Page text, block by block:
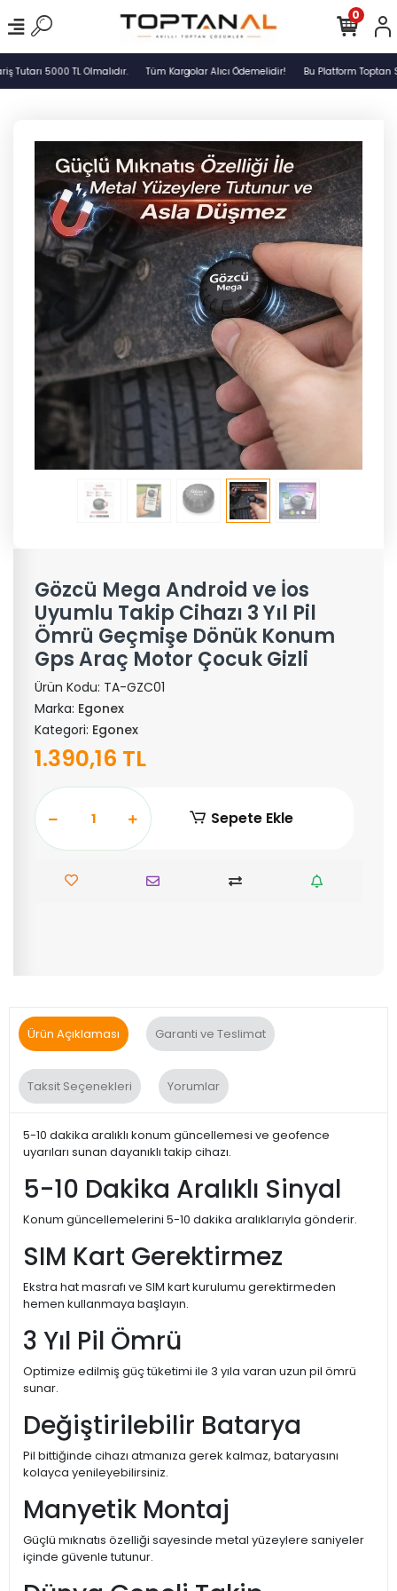
5000 TL Olmalıdır. Tüm Kargolar Alıcı Ödemelidir! Bu Platform Toptan
0
Gözcü Mega Android ve İos
Uyumlu Takip Cihazı 3 Yıl Pil
Ömrü Geçmişe Dönük Konum
Gps Araç Motor Çocuk Gizli
Ürün Kodu: TA-GZC01
Marka: Egonex
Kategori: Egonex
1.390,16 TL
Sepete Ekle
Ürün Açıklaması Garanti ve Teslimat
Taksit Seçenekleri Yorumlar
5-10 dakika aralıklı konum güncellemesi ve geofence
uyarıları sunan dayanıklı takip cihazı.
5-10 Dakika Aralıklı Sinyal
Konum güncellemelerini 5-10 dakika aralıklarıyla gönderir.
SIM Kart Gerektirmez
Ekstra hat masrafı ve SIM kart kurulumu gerektirmeden
hemen kullanmaya başlayın.
3 Yıl Pil Ömrü
Optimize edilmiş güç tüketimi ile 3 yıla varan uzun pil ömrü
sunar.
Değiştirilebilir Batarya
Pil bittiğinde cihazı atmanıza gerek kalmaz, bataryasını
kolayca yenileyebilirsiniz.
Manyetik Montaj
Güçlü mıknatıs özelliği sayesinde metal yüzeylere saniyeler
içinde güvenle tutunur.